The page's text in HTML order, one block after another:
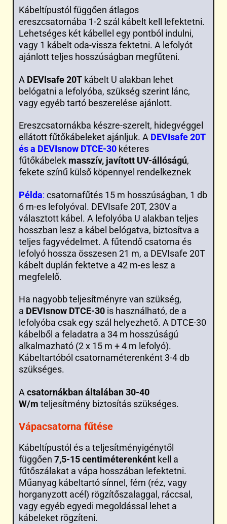
Kábeltípustól függően átlagos
ereszcsatornába 1-2 szál kábelt kell lefektetni.
Lehetséges két kábellel egy pontból indulni,
vagy 1 kábelt oda-vissza fektetni. A lefolyót
ajánlott teljes hosszúságban megfűteni.
A DEVIsafe 20T kábelt U alakban lehet
belógatni a lefolyóba, szükség szerint lánc,
vagy egyéb tartó beszerelése ajánlott.
Ereszcsatornákba készre-szerelt, hidegvéggel
ellátott fűtőkábeleket ajánljuk. A DEVIsafe 20T
és a DEVIsnow DTCE-30 kéteres
fűtőkábelek masszív, javított UV-állóságú,
fekete színű külső köpennyel rendelkeznek
Példa: csatornafűtés 15 m hosszúságban, 1 db
6 m-es lefolyóval. DEVIsafe 20T, 230V a
választott kábel. A lefolyóba U alakban teljes
hosszban lesz a kábel belógatva, biztosítva a
teljes fagyvédelmet. A fűtendő csatorna és
lefolyó hossza összesen 21 m, a DEVIsafe 20T
kábelt duplán fektetve a 42 m-es lesz a
megfelelő.
Ha nagyobb teljesítményre van szükség,
a DEVIsnow DTCE-30 is használható, de a
lefolyóba csak egy szál helyezhető. A DTCE-30
kábelből a feladatra a 34 m hosszúságú
alkalmazható (2 x 15 m + 4 m lefolyó).
Kábeltartóból csatornaméterenként 3-4 db
szükséges.
A csatornákban általában 30-40
W/m teljesítmény biztosítás szükséges.
Vápacsatorna fűtése
Kábeltípustól és a teljesítményigénytől
függően 7,5-15 centiméterenként kell a
fűtőszálakat a vápa hosszában lefektetni.
Műanyag kábeltartó sínnel, fém (réz, vagy
horganyzott acél) rögzítőszalaggal, ráccsal,
vagy egyéb egyedi megoldással lehet a
kábeleket rögzíteni.